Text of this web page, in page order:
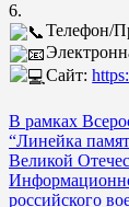
6.
Телефон/
Сайт:
по
записям
В рамках
“Линейка
Великой
российского